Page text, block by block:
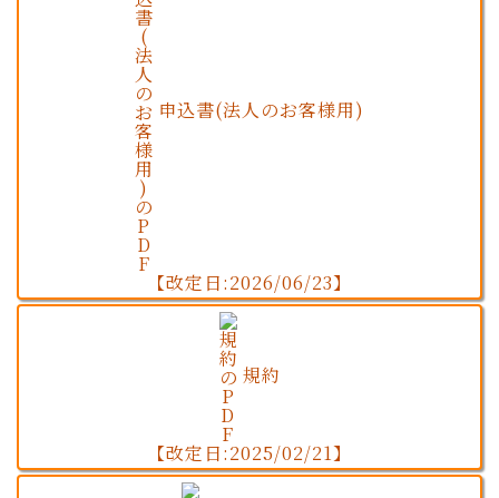
申込書(法人のお客様用)
【改定日:2026/06/23】
規約
【改定日:2025/02/21】